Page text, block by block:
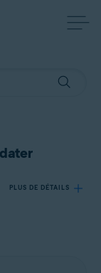
PLUS DE DÉTAILS